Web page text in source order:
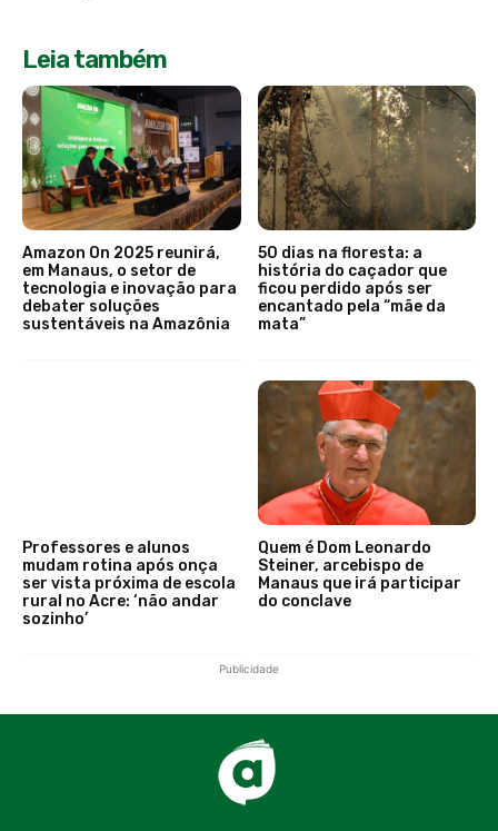
Leia também
Amazon On 2025 reunirá,
em Manaus, o setor de
tecnologia e inovação para
debater soluções
sustentáveis na Amazônia
50 dias na floresta: a
história do caçador que
ficou perdido após ser
encantado pela “mãe da
mata”
Professores e alunos
mudam rotina após onça
ser vista próxima de escola
rural no Acre: ‘não andar
sozinho’
Quem é Dom Leonardo
Steiner, arcebispo de
Manaus que irá participar
do conclave
Publicidade